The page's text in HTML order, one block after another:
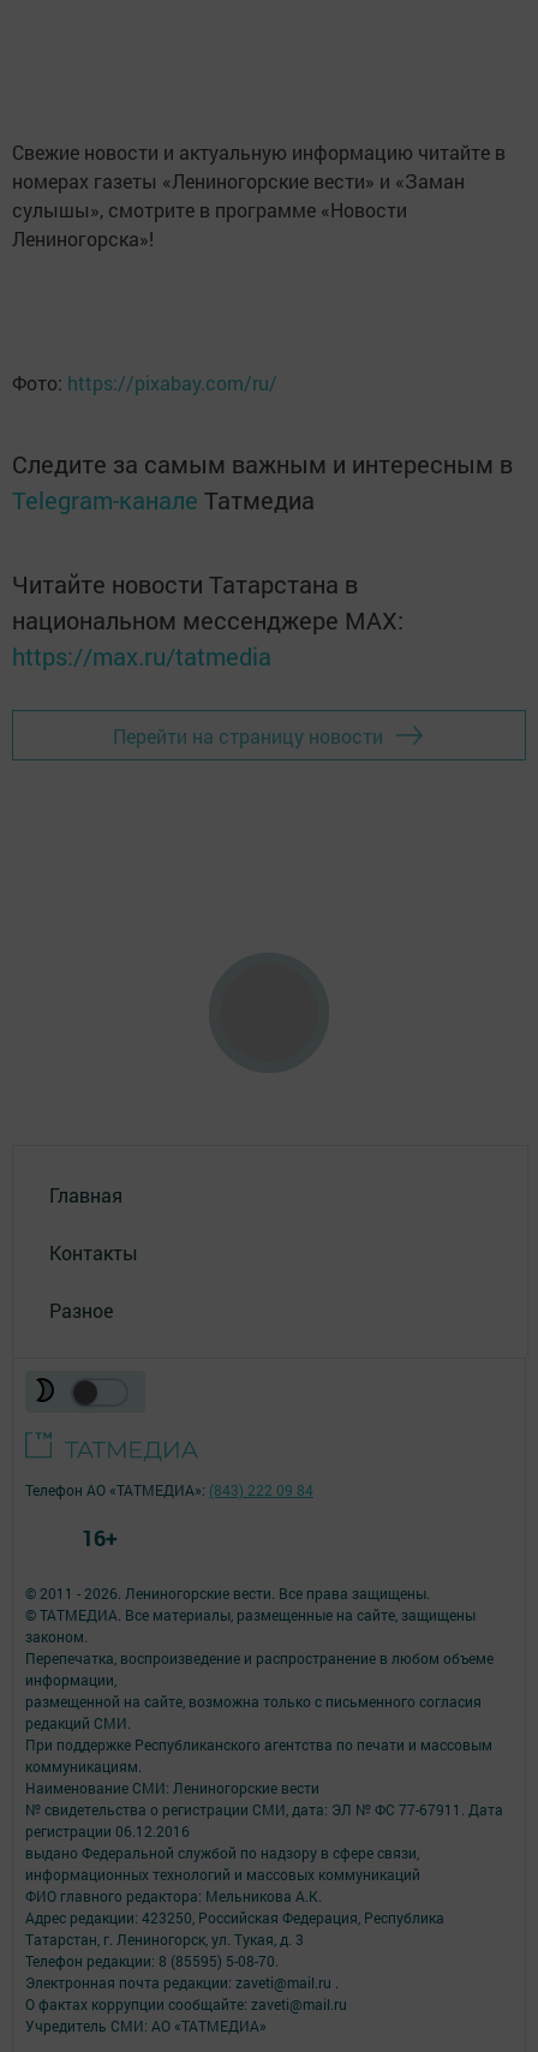
Свежие новости и актуальную информацию читайте в
номерах газеты «Лениногорские вести» и «Заман
сулышы», смотрите в программе «Новости
Лениногорска»!
Фото: https://pixabay.com/ru/
Следите за самым важным и интересным в
Telegram-канале Татмедиа
Читайте новости Татарстана в
национальном мессенджере MАХ:
https://max.ru/tatmedia
Перейти на страницу новости
Главная
Контакты
Разное
© 2011 - 2026. Лениногорские вести. Все права защищены.
© ТАТМЕДИА. Все материалы, размещенные на сайте, защищены
законом.
Перепечатка, воспроизведение и распространение в любом объеме
информации,
размещенной на сайте, возможна только с письменного согласия
редакций СМИ.
При поддержке Республиканского агентства по печати и массовым
коммуникациям.
Наименование СМИ: Лениногорские вести
№ свидетельства о регистрации СМИ, дата: ЭЛ № ФС 77-67911. Дата
регистрации 06.12.2016
выдано Федеральной службой по надзору в сфере связи,
информационных технологий и массовых коммуникаций
ФИО главного редактора: Мельникова А.К.
Адрес редакции: 423250, Российская Федерация, Республика
Татарстан, г. Лениногорск, ул. Тукая, д. 3
Телефон редакции: 8 (85595) 5-08-70.
Электронная почта редакции: zaveti@mail.ru .
О фактах коррупции сообщайте: zaveti@mail.ru
Учредитель СМИ: АО «ТАТМЕДИА»
Телефон АО «ТАТМЕДИА»: (843) 222 09 84
16+